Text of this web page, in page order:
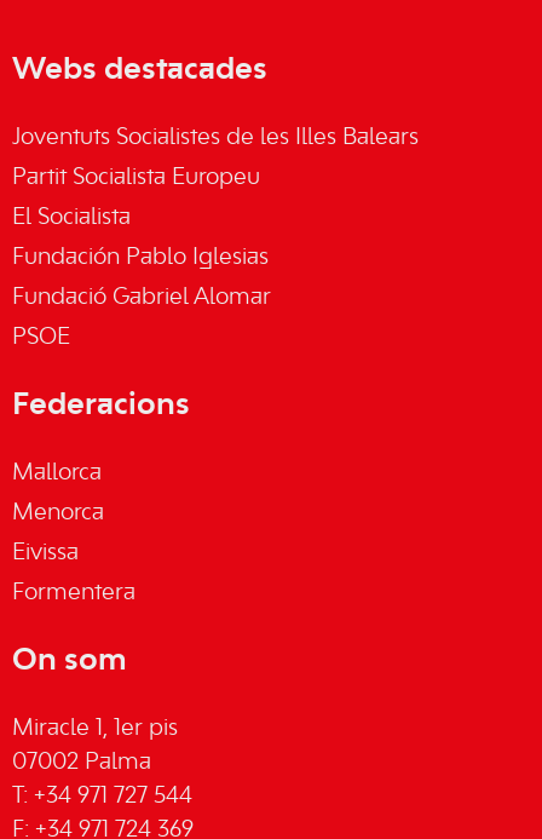
Webs destacades
Joventuts Socialistes de les Illes Balears
Partit Socialista Europeu
El Socialista
Fundación Pablo Iglesias
Fundació Gabriel Alomar
PSOE
Federacions
Mallorca
Menorca
Eivissa
Formentera
On som
Miracle 1, 1er pis
07002 Palma
T: +34 971 727 544
F: +34 971 724 369